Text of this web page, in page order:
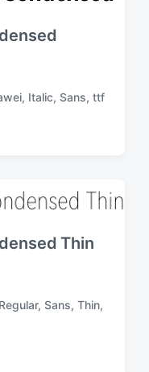
, Italic, Sans, ttf
Thin
Regular, Sans, Thin,